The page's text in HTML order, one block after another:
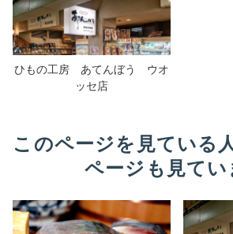
ひもの工房 あてんぼう ウオ
ッセ店
このページを見ている
ページも見てい